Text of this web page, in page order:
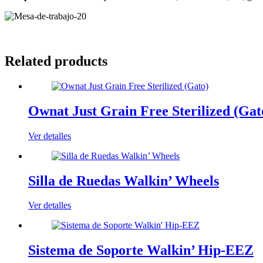
Related products
Ownat Just Grain Free Sterilized
Ver detalles
Silla de Ruedas Walkin’ Wheels
Ver detalles
Sistema de Soporte Walkin’ Hip-EEZ